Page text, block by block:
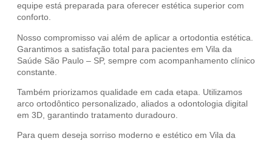
equipe está preparada para oferecer estética superior com
conforto.
Nosso compromisso vai além de aplicar a ortodontia estética.
Garantimos a satisfação total para pacientes em Vila da
Saúde São Paulo – SP, sempre com acompanhamento clínico
constante.
Também priorizamos qualidade em cada etapa. Utilizamos
arco ortodôntico personalizado, aliados a odontologia digital
em 3D, garantindo tratamento duradouro.
Para quem deseja sorriso moderno e estético em Vila da